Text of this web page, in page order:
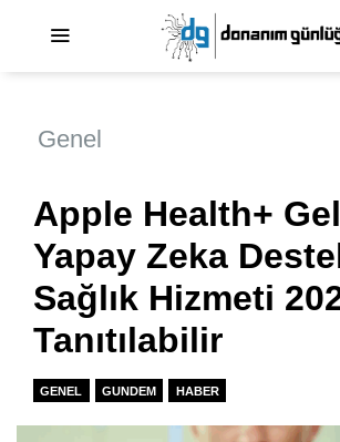
Genel
Apple Health+
Yapay Zeka
Sağlık Hizmeti
Tanıtılabilir
GENEL GUNDEM HABER